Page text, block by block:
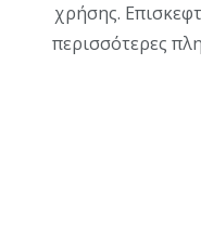
χρήσης.
περισσότερες